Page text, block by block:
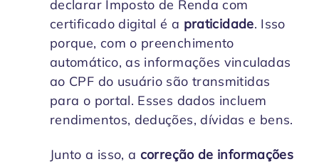
declarar Imposto de Renda com
certificado digital é a praticidade. Isso
porque, com o preenchimento
automático, as informações vinculadas
ao CPF do usuário são transmitidas
para o portal. Esses dados incluem
rendimentos, deduções, dívidas e bens.
Junto a isso, a correção de informações